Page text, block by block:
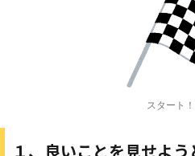
スタート！
１、良いことを見せよ